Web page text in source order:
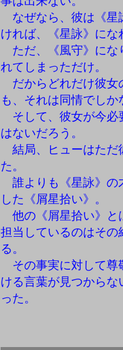
なぜなら、彼は《星
ければ、《星詠》に
ただ、《風守》にな
れてしまっただけ。
だからどれだけ彼女
も、それは同情でしか
そして、彼女が今必
はないだろう。
結局、ヒューはただ
た。
誰よりも《星詠》の
した《屑星拾い》。
他の《屑星拾い》と
担当しているのはそ
る。
その事実に対して尊
ける言葉が見つから
った。